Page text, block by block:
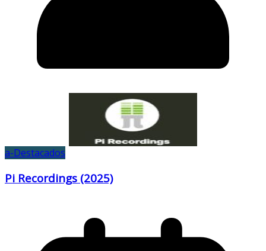
a-Destacados
Pi Recordings (2025)